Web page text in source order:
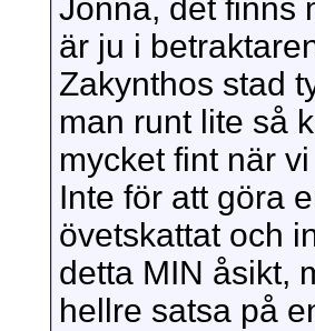
Jonna, det finns
är ju i
Zakynthos stad
man runt lite så
mycket fint när
Inte för att göra
övetskattat och
detta MIN åsikt,
hellre satsa på